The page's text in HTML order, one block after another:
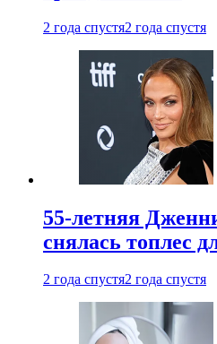
2 года спустя2 года спустя
55-летняя
снялась топлес
2 года спустя2 года спустя